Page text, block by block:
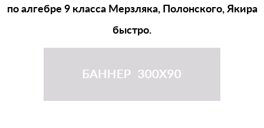
по алгебре 9 класса Мерзляка, Полонского, Якира
быстро.